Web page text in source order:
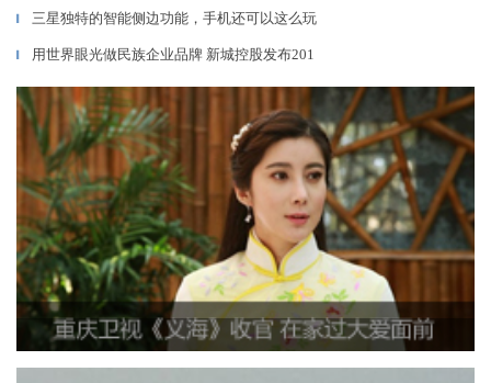
▎ 三星独特的智能侧边功能，手机还可以这么玩
▎ 用世界眼光做民族企业品牌 新城控股发布201